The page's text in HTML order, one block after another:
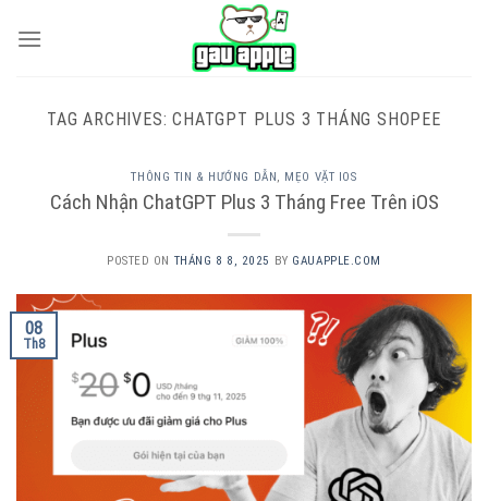
TAG ARCHIVES:CHATGPT PLUS 3 THÁNG SHOPEE
THÔNG TIN & HƯỚNG DẪN, MẸO VẶT IOS
Cách Nhận ChatGPT Plus 3 Tháng Free Trên iOS
POSTED ON THÁNG 8 8, 2025 BY GAUAPPLE.COM
08
Th8